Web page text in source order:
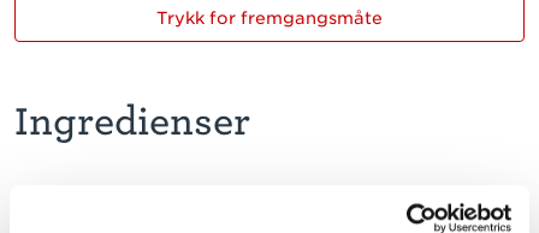
Ingredienser
Møllerens Grovbrød med havre glutenfri
Trykk for fremgangsmåte